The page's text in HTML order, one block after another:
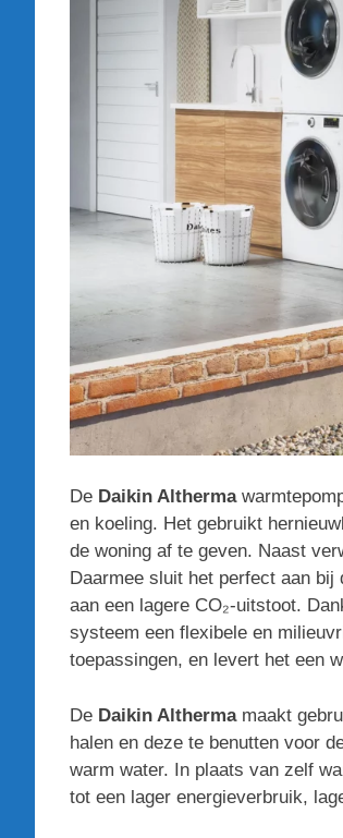
De Daikin Altherma
en koeling. Het gebruikt
de woning af te geven. Naast
Daarmee sluit het perfect aan
aan een lagere CO₂-uitstoot.
systeem een flexibele en
toepassingen, en levert het een
De Daikin Althermamaakt
halen en deze te benutten voor
warm water. In plaats van zelf
tot een lager energieverbruik,